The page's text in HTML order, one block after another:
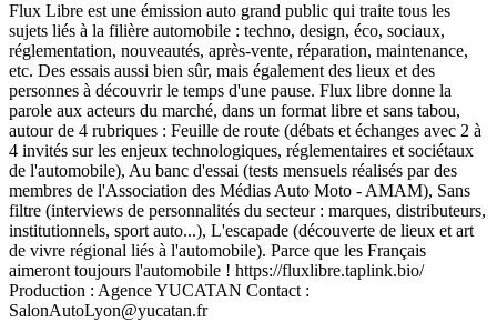
Flux Libre est une émission auto grand public qui traite tous les
sujets liés à la filière automobile : techno, design, éco, sociaux,
réglementation, nouveautés, après-vente, réparation, maintenance,
etc. Des essais aussi bien sûr, mais également des lieux et des
personnes à découvrir le temps d'une pause. Flux libre donne la
parole aux acteurs du marché, dans un format libre et sans tabou,
autour de 4 rubriques : Feuille de route (débats et échanges avec 2 à
4 invités sur les enjeux technologiques, réglementaires et sociétaux
de l'automobile), Au banc d'essai (tests mensuels réalisés par des
membres de l'Association des Médias Auto Moto - AMAM), Sans
filtre (interviews de personnalités du secteur : marques, distributeurs,
institutionnels, sport auto...), L'escapade (découverte de lieux et art
de vivre régional liés à l'automobile). Parce que les Français
aimeront toujours l'automobile ! https://fluxlibre.taplink.bio/
Production : Agence YUCATAN Contact :
SalonAutoLyon@yucatan.fr